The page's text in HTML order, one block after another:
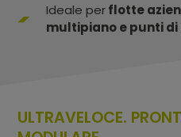
Ideale perflotte
multipiano e punti
ULTRAVELOCE.